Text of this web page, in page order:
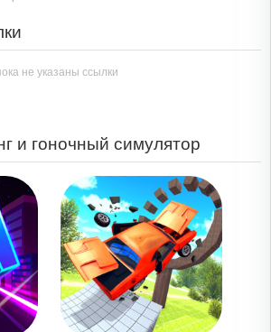
не указаны ссылки
и гоночный симулятор